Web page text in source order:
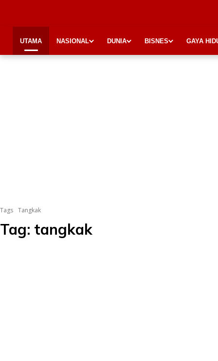
UTAMA NASIONAL DUNIA BISNES GAYA
Tags Tangkak
Tag: tangkak